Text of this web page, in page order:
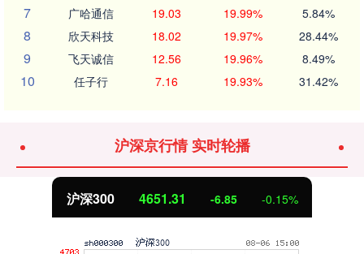
7 广哈通信 19.03 19.99% 5.84%
8 欣天科技 18.02 19.97% 28.44%
9 飞天诚信 12.56 19.96% 8.49%
10 任子行 7.16 19.93% 31.42%
沪深京行情 实时轮播
沪深300 4651.31 -6.85 -0.15%